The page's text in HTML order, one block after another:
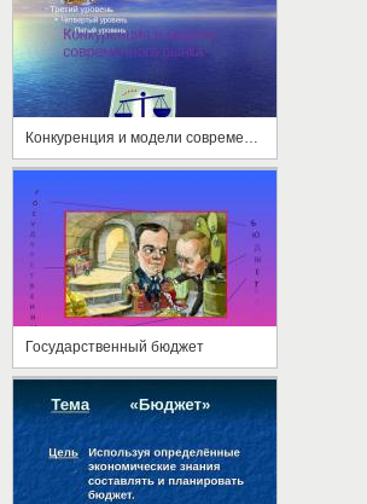
Государственный бюджет